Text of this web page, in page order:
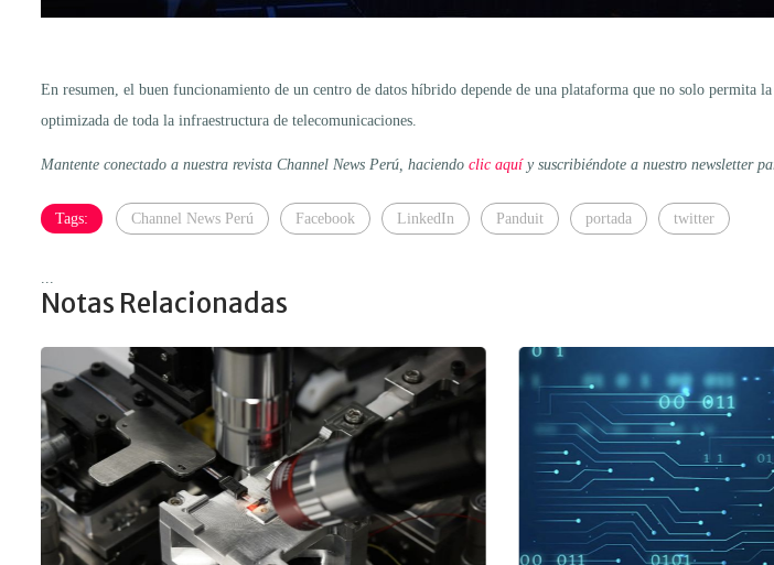
En resumen, el buen funcionamiento de un centro de datos híbrido depende de una plataforma que no solo permita
optimizada de toda la infraestructura de telecomunicaciones.
Mantente conectado a nuestra revista Channel News Perú, haciendo clic aquíy suscribiéndote a nuestro newsletter
Tags: Channel News Perú Facebook LinkedIn Panduit portada twitter
Notas Relacionadas